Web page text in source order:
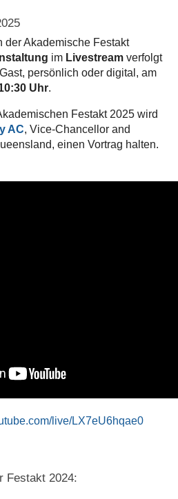
der Akademische Festakt
im Livestream verfolgt
persönlich oder digital, am
Uhr.
Festakt 2025 wird
AC, Vice-Chancellor and
einen Vortrag halten.
live/LX7eU6hqae0
Festakt 2024: